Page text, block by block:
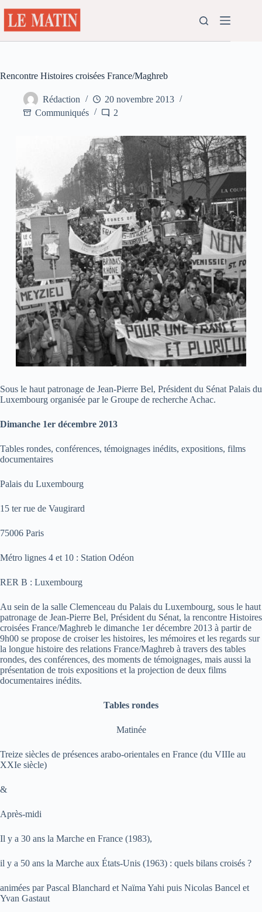
au
contenu
Rencontre Histoires croisées France/Maghreb
Rédaction
20 novembre 2013
Communiqués
2
Sous le haut patronage de Jean-Pierre Bel, Président du Sénat Palais du
Luxembourg organisée par le Groupe de recherche Achac.
Dimanche 1er décembre 2013
Tables rondes, conférences, témoignages inédits, expositions, films
documentaires
Palais du Luxembourg
15 ter rue de Vaugirard
75006 Paris
Métro lignes 4 et 10 : Station Odéon
RER B : Luxembourg
Au sein de la salle Clemenceau du Palais du Luxembourg, sous le haut
patronage de Jean-Pierre Bel, Président du Sénat, la rencontre Histoires
croisées France/Maghreb le dimanche 1er décembre 2013 à partir de
9h00 se propose de croiser les histoires, les mémoires et les regards sur
la longue histoire des relations France/Maghreb à travers des tables
rondes, des conférences, des moments de témoignages, mais aussi la
présentation de trois expositions et la projection de deux films
documentaires inédits.
Tables rondes
Matinée
Treize siècles de présences arabo-orientales en France (du VIIIe au
XXIe siècle)
&
Après-midi
Il y a 30 ans la Marche en France (1983),
il y a 50 ans la Marche aux États-Unis (1963) : quels bilans croisés ?
animées par Pascal Blanchard et Naïma Yahi puis Nicolas Bancel et
Yvan Gastaut